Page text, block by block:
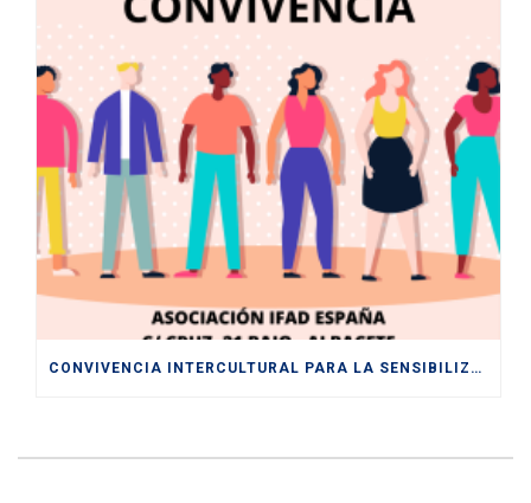
CONVIVENCIA INTERCULTURAL PARA LA SENSIBILIZACIÓN HACIA UNA SOCIEDAD PLURAL Y DIVERSA ENTRE LOS Y LAS JÓVENES